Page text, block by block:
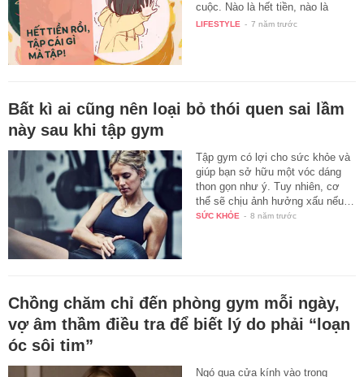
cuộc. Nào là hết tiền, nào là
tập…
LIFESTYLE - 7 năm trước
Bất kì ai cũng nên loại bỏ thói quen sai lầm
này sau khi tập gym
Tập gym có lợi cho sức khỏe và
giúp bạn sở hữu một vóc dáng
thon gọn như ý. Tuy nhiên, cơ
thể sẽ chịu ảnh hưởng xấu nếu…
SỨC KHỎE - 8 năm trước
Chồng chăm chỉ đến phòng gym mỗi ngày,
vợ âm thầm điều tra để biết lý do phải “loạn
óc sôi tim”
Ngó qua cửa kính vào trong